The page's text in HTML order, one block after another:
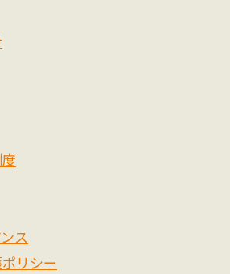
ス
リシー